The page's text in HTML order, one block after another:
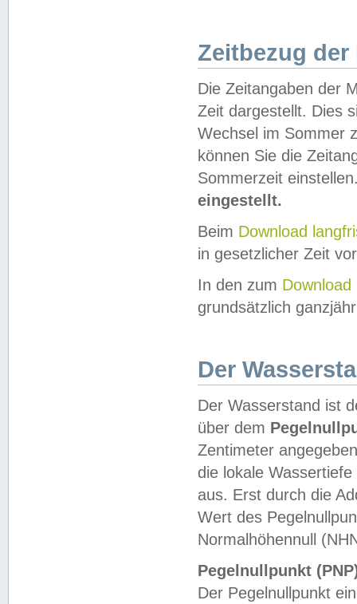
Zeitbezug der
Die Zeitangaben der
Zeit dargestellt. Dies
Wechsel im Sommer
können Sie die
Sommerzeit
eingestellt.
Beim Download
in gesetzlicher Zeit
In den zum Download
grundsätzlich
Der
Der Wasserstand ist
über dem
Zentimeter
die lokale
aus. Erst durch die
Wert des
Normalhöhennull
Pegelnullpunkt
Der Pegelnullpunkt